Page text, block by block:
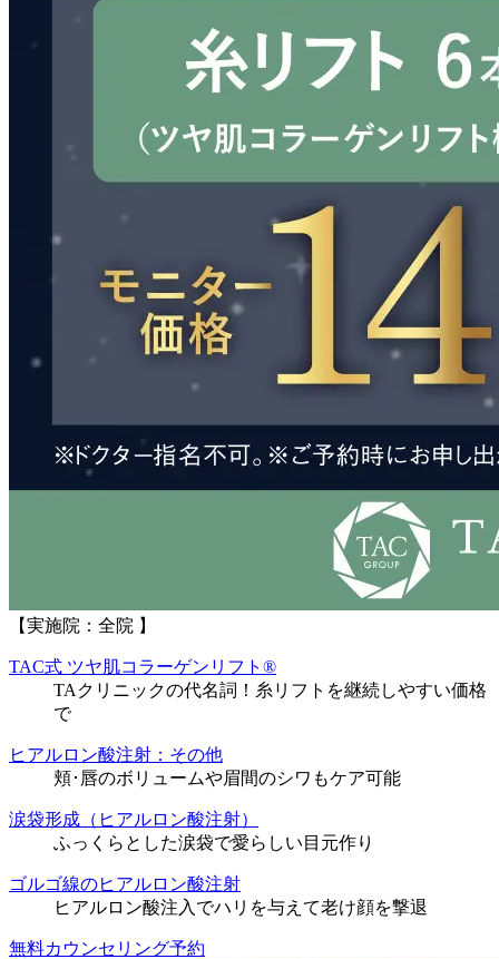
【実施院：全院 】
TAC式 ツヤ肌コラーゲンリフト®
TAクリニックの代名詞！糸リフトを継続しやすい価格
で
ヒアルロン酸注射：その他
頬･唇のボリュームや眉間のシワもケア可能
涙袋形成（ヒアルロン酸注射）
ふっくらとした涙袋で愛らしい目元作り
ゴルゴ線のヒアルロン酸注射
ヒアルロン酸注入でハリを与えて老け顔を撃退
無料カウンセリング予約